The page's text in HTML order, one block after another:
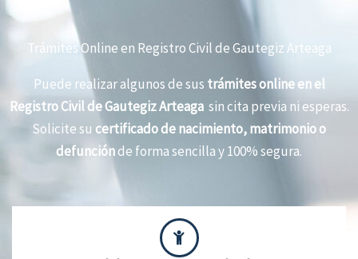
Trámites Online en Registro Civil de Gautegiz Arteaga
Puede realizar algunos de sus trámites online en el
Registro Civil de Gautegiz Arteaga sin cita previa ni esperas.
Solicite su certificado de nacimiento, matrimonio o
defunciónde forma sencilla y 100% segura.